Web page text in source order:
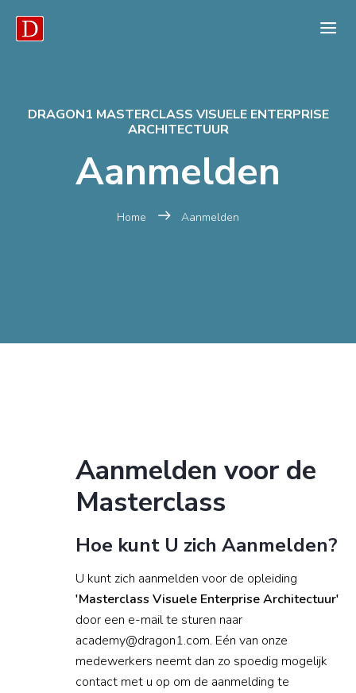
DRAGON1 MASTERCLASS VISUELE ENTERPRISE
ARCHITECTUUR
Aanmelden
Home Aanmelden
Aanmelden voor de
Masterclass
Hoe kunt U zich Aanmelden?
U kunt zich aanmelden voor de opleiding
'Masterclass Visuele Enterprise Architectuur'
door een e-mail te sturen naar
academy@dragon1.com. Eén van onze
medewerkers neemt dan zo spoedig mogelijk
contact met u op om de aanmelding te